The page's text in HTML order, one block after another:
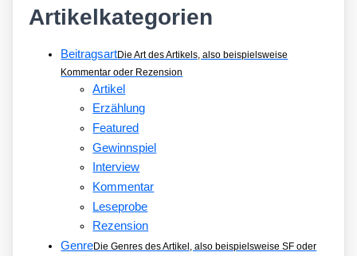
Artikelkategorien
BeitragsartDie Art des Artikels, also beispielsweise
Kommentar oder Rezension
Artikel
Erzählung
Featured
Gewinnspiel
Interview
Kommentar
Leseprobe
Rezension
GenreDie Genres des Artikel, also beispielsweise SF oder